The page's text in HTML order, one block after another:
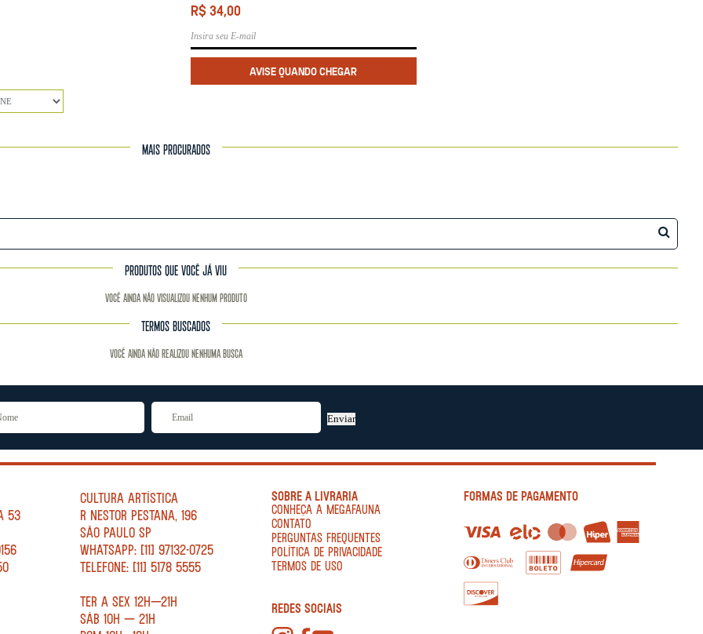
R$34,00
MAIS PROCURADOS
PRODUTOS QUE VOCÊ JÁ VIU
Você ainda não visualizou nenhum produto
TERMOS BUSCADOS
Você ainda não realizou nenhuma busca
Enviar
53
CULTURA ARTÍSTICA
R NESTOR PESTANA, 196
SÃO PAULO SP
WHATSAPP: [11] 97132-0725
TELEFONE: [11] 5178 5555
TER A SEX 12H—21H
SÁB 10H — 21H
SOBRE A LIVRARIA
CONHEÇA A MEGAFAUNA
CONTATO
PERGUNTAS FREQUENTES
POLÍTICA DE PRIVACIDADE
TERMOS DE USO
REDES SOCIAIS
FORMAS DE PAGAMENTO